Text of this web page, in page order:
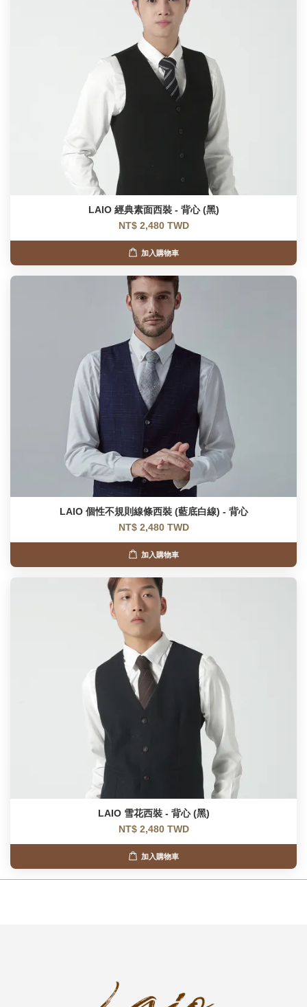
LAIO 經典素面西裝 - 背心 (黑)
NT$ 2,480 TWD
加入購物車
LAIO 個性不規則線條西裝 (藍底白線) - 背心
NT$ 2,480 TWD
加入購物車
LAIO 雪花西裝 - 背心 (黑)
NT$ 2,480 TWD
加入購物車